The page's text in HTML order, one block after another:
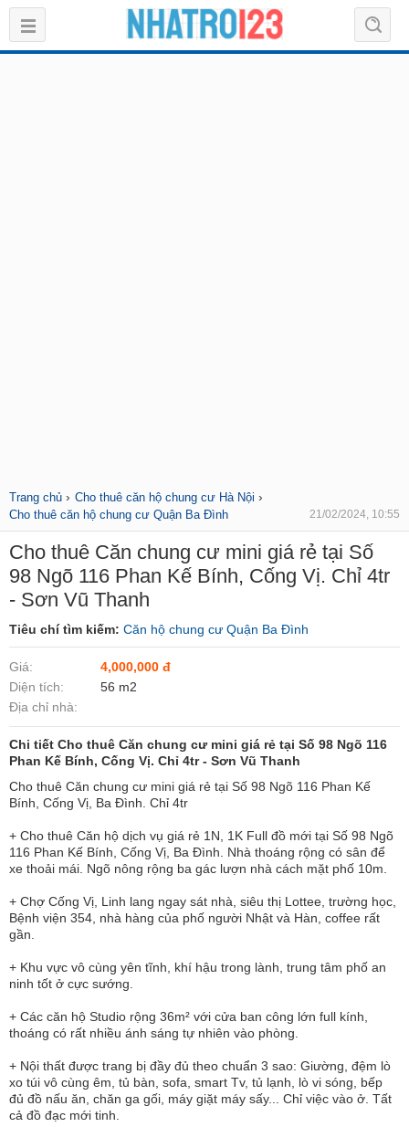
Trang chủ › Cho thuê căn hộ chung cư Hà Nội ›
Cho thuê căn hộ chung cư Quận Ba Đình 21/02/2024, 10:55
Cho thuê Căn chung cư mini giá rẻ tại Số
98 Ngõ 116 Phan Kế Bính, Cống Vị. Chỉ 4tr
- Sơn Vũ Thanh
Tiêu chí tìm kiếm: Căn hộ chung cư Quận Ba Đình
Giá:
4,000,000 đ
Diện tích:
56 m2
Địa chỉ nhà:
Chi tiết Cho thuê Căn chung cư mini giá rẻ tại Số 98 Ngõ 116
Phan Kế Bính, Cống Vị. Chỉ 4tr - Sơn Vũ Thanh
Cho thuê Căn chung cư mini giá rẻ tại Số 98 Ngõ 116 Phan Kế
Bính, Cống Vị, Ba Đình. Chỉ 4tr
+ Cho thuê Căn hộ dịch vụ giá rẻ 1N, 1K Full đồ mới tại Số 98 Ngõ
116 Phan Kế Bính, Cống Vị, Ba Đình. Nhà thoáng rộng có sân để
xe thoải mái. Ngõ nông rộng ba gác lượn nhà cách mặt phố 10m.
+ Chợ Cống Vị, Linh lang ngay sát nhà, siêu thị Lottee, trường học,
Bệnh viện 354, nhà hàng của phố người Nhật và Hàn, coffee rất
gần.
+ Khu vực vô cùng yên tĩnh, khí hậu trong lành, trung tâm phố an
ninh tốt ở cực sướng.
+ Các căn hộ Studio rộng 36m² với cửa ban công lớn full kính,
thoáng có rất nhiều ánh sáng tự nhiên vào phòng.
+ Nội thất được trang bị đầy đủ theo chuẩn 3 sao: Giường, đệm lò
xo túi vô cùng êm, tủ bàn, sofa, smart Tv, tủ lạnh, lò vi sóng, bếp
đủ đồ nấu ăn, chăn ga gối, máy giặt máy sấy... Chỉ việc vào ở. Tất
cả đồ đạc mới tinh.